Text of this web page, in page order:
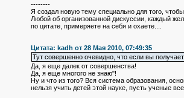
--------
Я создал новую тему специально для того,
Любой об организованной дискуссии, каждый
по цитате, примеряете на себя и охаете....
Цитата: kadh от 28 Мая 2010, 07:49:35
Тут совершенно очевидно, что если вы
Да, я еще далек от совершенства!
Да, я еще многого не знаю"!
Ну и что из того? Вся система образования,
нельзя учить детей этой науке, пусть ученые